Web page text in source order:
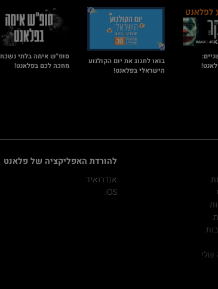
בואו לחגוג את יום הקולנוע
הישראלי בפלאנט!
סופ"ש אימה בלתי נשכח
מחכה לכם בפלאנט!
שלי
להורדת האפליקציה של פלאנט
אנדרואיד
iOS